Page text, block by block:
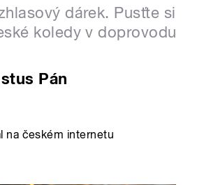
dárek. Pusťte si
koledy v doprovodu
Pán
na českém internetu